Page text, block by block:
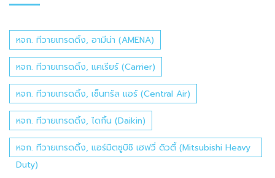
หจก. ทีวายเทรดดิ้ง, อามีน่า (AMENA)
หจก. ทีวายเทรดดิ้ง, แคเรียร์ (Carrier)
หจก. ทีวายเทรดดิ้ง, เซ็นทรัล แอร์ (Central Air)
หจก. ทีวายเทรดดิ้ง, ไดกิ้น (Daikin)
หจก. ทีวายเทรดดิ้ง, แอร์มิตซูบิชิ เฮฟวี่ ดิวตี้ (Mitsubishi Heavy
Duty)